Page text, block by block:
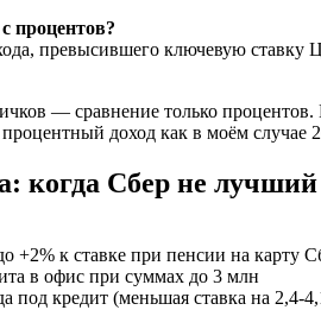
процентов?
превысившего ключевую ставку
— сравнение только процентов.
процентный доход как в моём случае
когда Сбер не
+2% к ставке при пенсии на карту
в офис при суммах до 3 млн
под кредит (меньшая ставка на 2,4-